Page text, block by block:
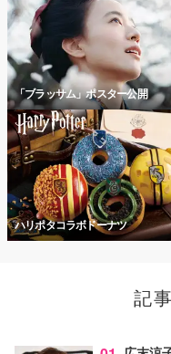
「ブラッサム」ポスター公開
ハリポタコラボドーナツ
記